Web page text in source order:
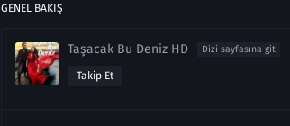
GENEL BAKIŞ
Taşacak Bu Deniz HD Dizi sayfasına git
Takip Et